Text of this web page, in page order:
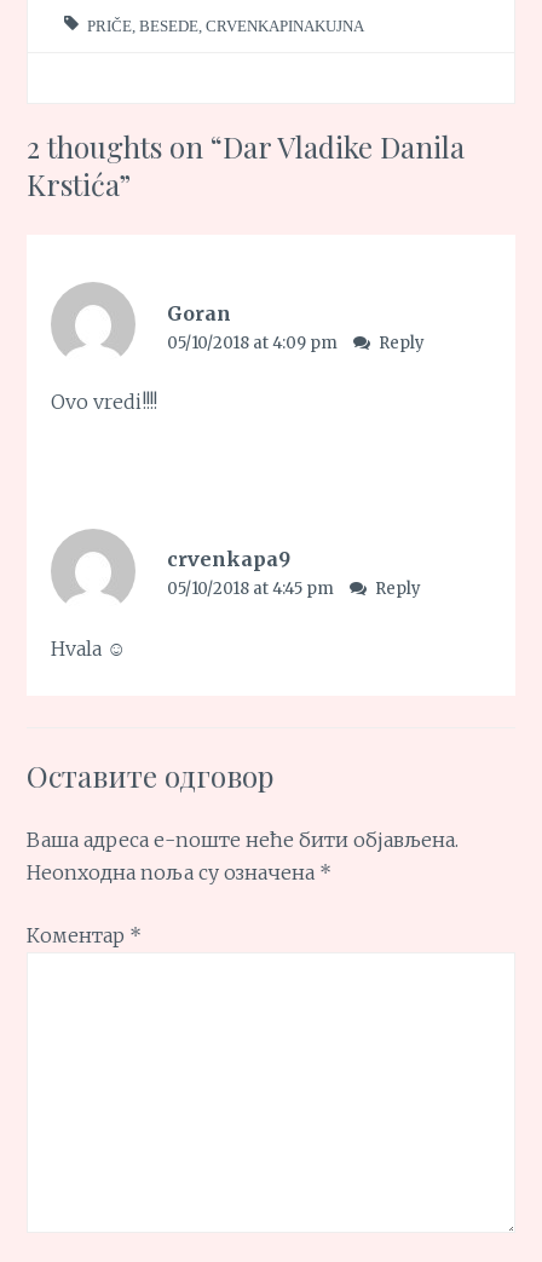
PRIČE ,BESEDE ,CRVENKAPINAKUJNA
2 thoughts on “Dar Vladike Danila
Krstića”
Goran
05/10/2018 at 4:09 pm Reply
Ovo vredi!!!!
crvenkapa9
05/10/2018 at 4:45 pm Reply
Hvala ☺
Оставите одговор
Ваша адреса е-поште неће бити објављена.
Неопходна поља су означена *
Коментар *